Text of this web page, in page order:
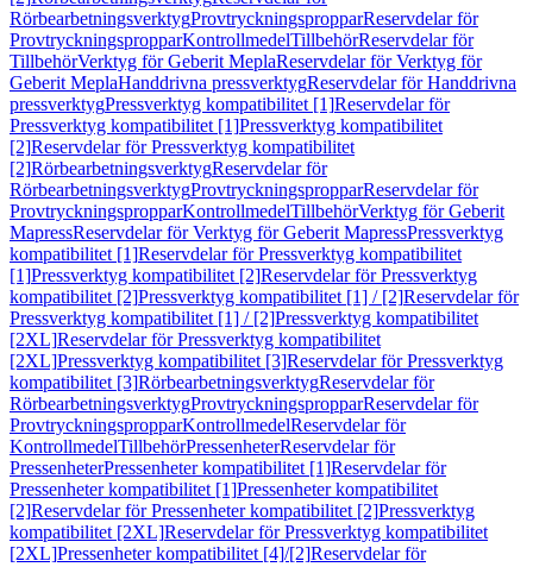
RörbearbetningsverktygProvtryckningspropparReservdelar för
ProvtryckningspropparKontrollmedelTillbehörReservdelar för
TillbehörVerktyg för Geberit MeplaReservdelar för Verktyg för
Geberit MeplaHanddrivna pressverktygReservdelar för Handdrivna
pressverktygPressverktyg kompatibilitet [1]Reservdelar för
Pressverktyg kompatibilitet [1]Pressverktyg kompatibilitet
[2]Reservdelar för Pressverktyg kompatibilitet
[2]RörbearbetningsverktygReservdelar för
RörbearbetningsverktygProvtryckningspropparReservdelar för
ProvtryckningspropparKontrollmedelTillbehörVerktyg för Geberit
MapressReservdelar för Verktyg för Geberit MapressPressverktyg
kompatibilitet [1]Reservdelar för Pressverktyg kompatibilitet
[1]Pressverktyg kompatibilitet [2]Reservdelar för Pressverktyg
kompatibilitet [2]Pressverktyg kompatibilitet [1] / [2]Reservdelar för
Pressverktyg kompatibilitet [1] / [2]Pressverktyg kompatibilitet
[2XL]Reservdelar för Pressverktyg kompatibilitet
[2XL]Pressverktyg kompatibilitet [3]Reservdelar för Pressverktyg
kompatibilitet [3]RörbearbetningsverktygReservdelar för
RörbearbetningsverktygProvtryckningspropparReservdelar för
ProvtryckningspropparKontrollmedelReservdelar för
KontrollmedelTillbehörPressenheterReservdelar för
PressenheterPressenheter kompatibilitet [1]Reservdelar för
Pressenheter kompatibilitet [1]Pressenheter kompatibilitet
[2]Reservdelar för Pressenheter kompatibilitet [2]Pressverktyg
kompatibilitet [2XL]Reservdelar för Pressverktyg kompatibilitet
[2XL]Pressenheter kompatibilitet [4]/[2]Reservdelar för